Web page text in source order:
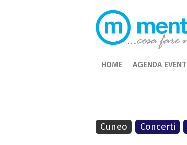
Cuneo Concerti
HOME AGENDA